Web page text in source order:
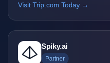
Visit Trip.com Today →
Spiky.ai
Partner